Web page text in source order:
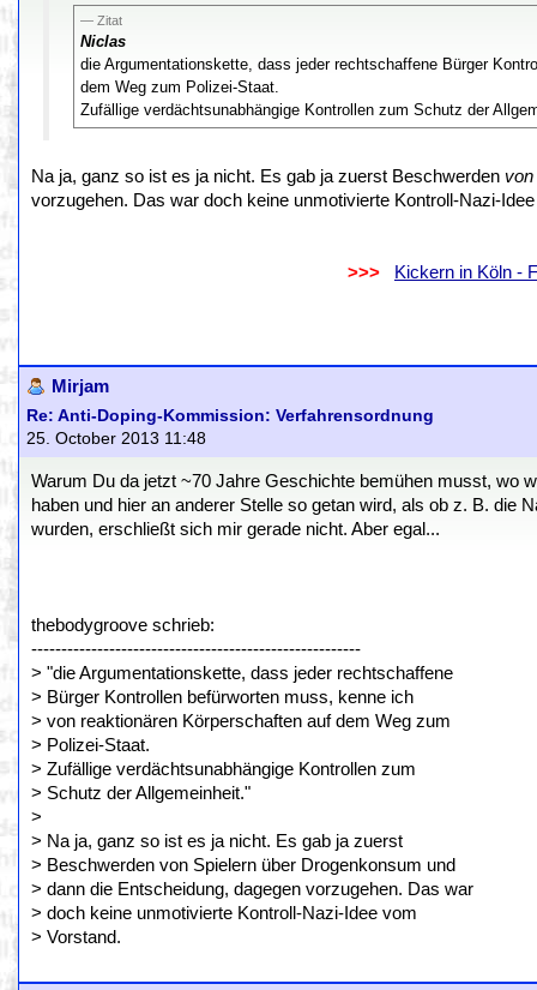
Zitat
Niclas
die Argumentationskette, dass jeder rechtschaffene Bürger
dem Weg zum Polizei-Staat.
Zufällige verdächtsunabhängige Kontrollen zum Schutz der
Na ja, ganz so ist es ja nicht. Es gab ja zuerst Beschwerden von
vorzugehen. Das war doch keine unmotivierte Kontroll-Nazi-
>>>
Kickern in Köln -
Mirjam
Re: Anti-Doping-Kommission: Verfahrensordnung
25. October 2013 11:48
Warum Du da jetzt ~70 Jahre Geschichte bemühen musst, wo
haben und hier an anderer Stelle so getan wird, als ob z. B. die
wurden, erschließt sich mir gerade nicht. Aber egal...
thebodygroove schrieb:
-------------------------------------------------------
> "die Argumentationskette, dass jeder rechtschaffene
> Bürger Kontrollen befürworten muss, kenne ich
> von reaktionären Körperschaften auf dem Weg zum
> Polizei-Staat.
> Zufällige verdächtsunabhängige Kontrollen zum
> Schutz der Allgemeinheit."
>
> Na ja, ganz so ist es ja nicht. Es gab ja zuerst
> Beschwerden von Spielern über Drogenkonsum und
> dann die Entscheidung, dagegen vorzugehen. Das war
> doch keine unmotivierte Kontroll-Nazi-Idee vom
> Vorstand.